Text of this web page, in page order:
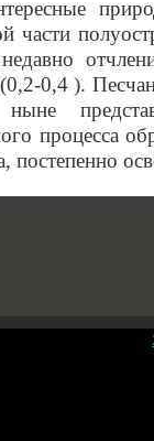
части
(0,2-0,4 ).
процесса
постепенно